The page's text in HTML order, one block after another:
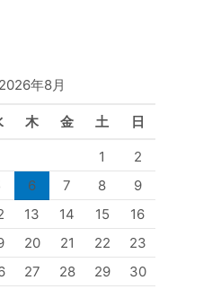
2026年8月
木 金 土 日
1
2
6 7 8
9
13 14 15
16
20 21 22
23
27 28 29 30